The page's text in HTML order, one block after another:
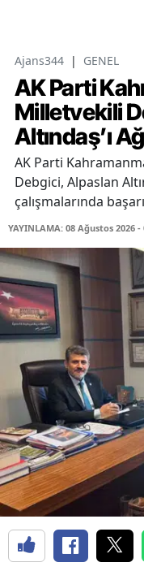
Ajans344 | GENEL
AK Parti
Milletvekili
Altındaş’ı
AK Parti
Debgici, Alpaslan
çalışmalarında
YAYINLAMA: 08 Ağustos 2026 -